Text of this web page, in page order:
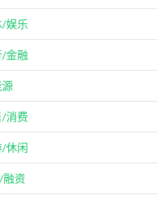
娱乐
金融
消费
休闲
融资